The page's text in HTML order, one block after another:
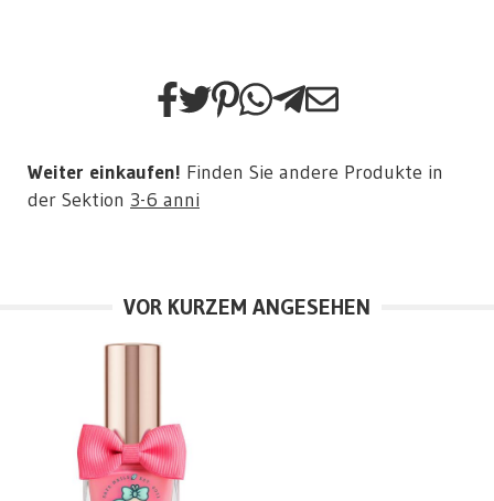
Weiter einkaufen! Finden Sie andere Produkte in
der Sektion 3-6 anni
VOR KURZEM ANGESEHEN